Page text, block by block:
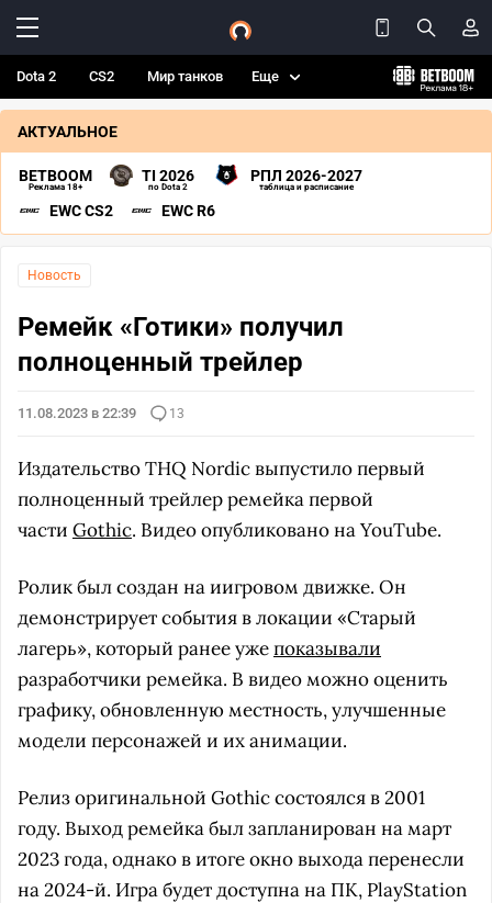
Dota 2 CS2 Мир танков Еще
АКТУАЛЬНОЕ
BETBOOM
Реклама 18+
TI 2026
по Dota 2
РПЛ 2026-2027
таблица и расписание
EWC CS2 EWC R6
Новость
Ремейк «Готики» получил
полноценный трейлер
11.08.2023 в 22:39 13
Издательство THQ Nordic выпустило первый
полноценный трейлер ремейка первой
части Gothic. Видео опубликовано на YouTube.
Ролик был создан на иигровом движке. Он
демонстрирует события в локации «Старый
лагерь», который ранее ужепоказывали
разработчики ремейка. В видео можно оценить
графику, обновленную местность, улучшенные
модели персонажей и их анимации.
Релиз оригинальной Gothic состоялся в 2001
году. Выход ремейка был запланирован на март
2023 года, однако в итоге окно выхода перенесли
на 2024-й. Игра будет доступна на ПК, PlayStation